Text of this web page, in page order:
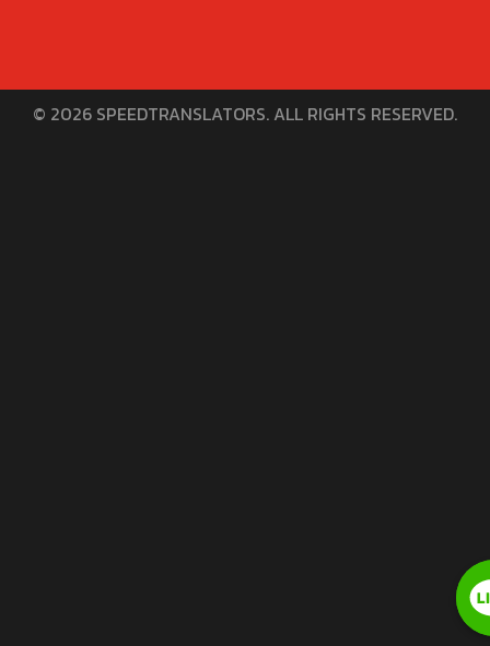
© 2026 SPEEDTRANSLATORS. ALL RIGHTS RESERVED.